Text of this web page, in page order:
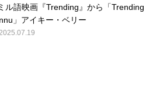
ル語映画『Trending』から「Trending
」アイキー・ベリー
2025.07.19